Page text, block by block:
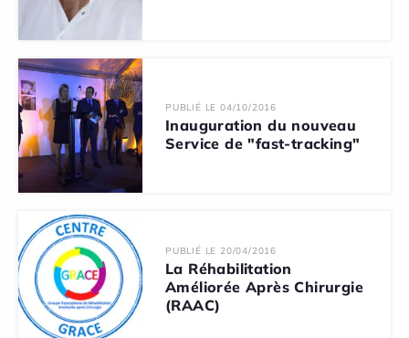
PUBLIÉ LE 04/10/2016
Inauguration du nouveau
Service de "fast-tracking"
PUBLIÉ LE 20/04/2016
La Réhabilitation
Améliorée Après Chirurgie
(RAAC)